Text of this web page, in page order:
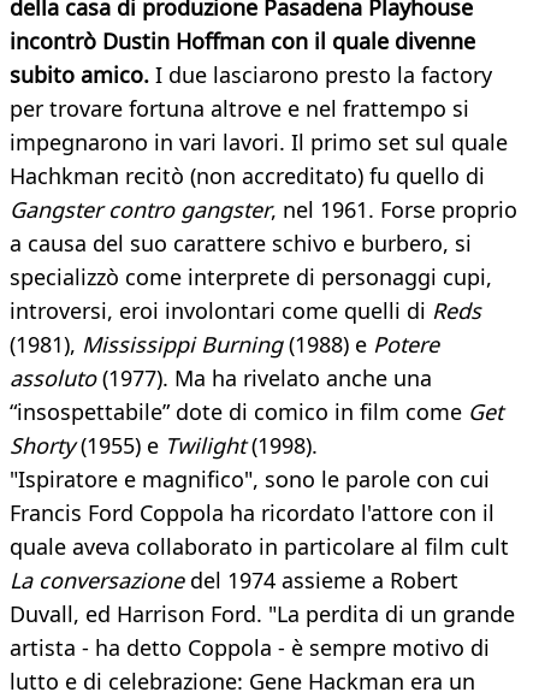
della casa di produzione Pasadena Playhouse
incontrò Dustin Hoffman con il quale divenne
subito amico. I due lasciarono presto la factory
per trovare fortuna altrove e nel frattempo si
impegnarono in vari lavori. Il primo set sul quale
Hachkman recitò (non accreditato) fu quello di
Gangster contro gangster, nel 1961. Forse proprio
a causa del suo carattere schivo e burbero, si
specializzò come interprete di personaggi cupi,
introversi, eroi involontari come quelli di Reds
(1981), Mississippi Burning(1988) e Potere
assoluto(1977). Ma ha rivelato anche una
“insospettabile” dote di comico in film come Get
Shorty(1955) e Twilight(1998).
"Ispiratore e magnifico", sono le parole con cui
Francis Ford Coppola ha ricordato l'attore con il
quale aveva collaborato in particolare al film cult
La conversazionedel 1974 assieme a Robert
Duvall, ed Harrison Ford. "La perdita di un grande
artista - ha detto Coppola - è sempre motivo di
lutto e di celebrazione: Gene Hackman era un